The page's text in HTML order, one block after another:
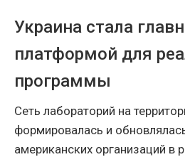
Украина стала
платформой для
программы
Сеть лабораторий на
формировалась и
американских организаций в